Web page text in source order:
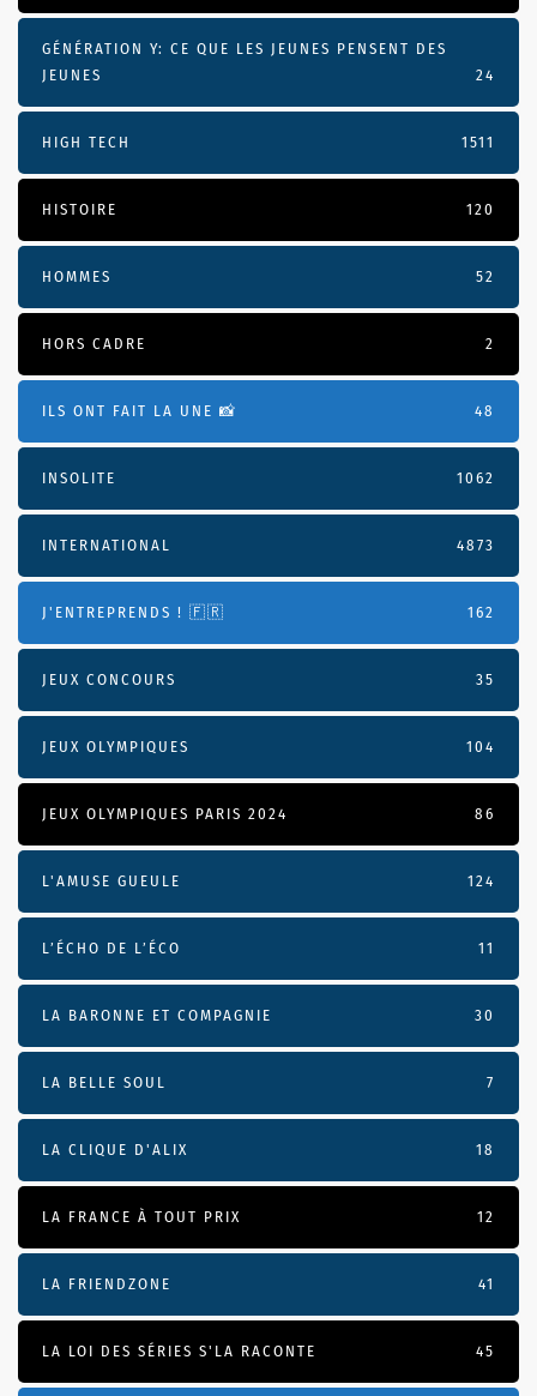
GÉNÉRATION Y: CE QUE LES JEUNES PENSENT DES
JEUNES
24
HIGH TECH 1511
HISTOIRE 120
HOMMES 52
HORS CADRE 2
ILS ONT FAIT LA UNE 📸 48
INSOLITE 1062
INTERNATIONAL 4873
J'ENTREPRENDS ! 🇫🇷 162
JEUX CONCOURS 35
JEUX OLYMPIQUES 104
JEUX OLYMPIQUES PARIS 2024 86
L'AMUSE GUEULE 124
L’ÉCHO DE L’ÉCO 11
LA BARONNE ET COMPAGNIE 30
LA BELLE SOUL 7
LA CLIQUE D'ALIX 18
LA FRANCE À TOUT PRIX 12
LA FRIENDZONE 41
LA LOI DES SÉRIES S'LA RACONTE 45